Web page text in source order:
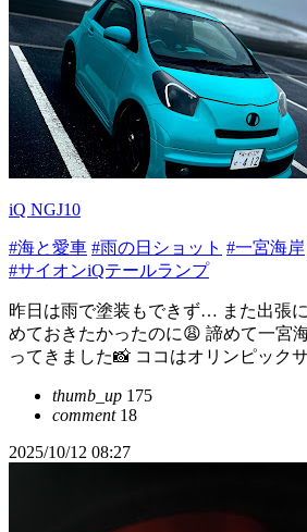
iQ NGJ10
#海と愛車 #雨の日ショット #一宮海岸
#サイオンiQテールランプ
昨日は雨で塗装もできず… また出張
めておきたかったのに😩 諦めて一宮
ってきました📸 ココはオリンピック
thumb_up 175
comment18
2025/10/12 08:27